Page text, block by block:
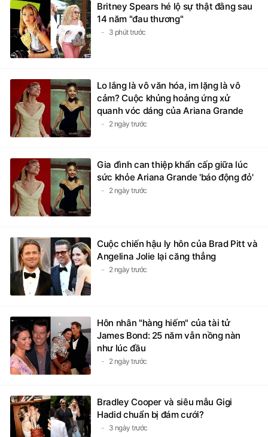
Britney Spears hé lộ sự thật đằng sau
14 năm "đau thương"
3 phút trước
Lo lắng là vô văn hóa, im lặng là vô
cảm? Cuộc khủng hoảng ứng xử
quanh vóc dáng của Ariana Grande
2 ngày trước
Gia đình can thiệp khẩn cấp giữa lúc
sức khỏe Ariana Grande 'báo động đỏ'
2 ngày trước
Cuộc chiến hậu ly hôn của Brad Pitt và
Angelina Jolie lại căng thẳng
2 ngày trước
Hôn nhân "hàng hiếm" của tài tử
James Bond: 25 năm vẫn nồng nàn
như lúc đầu
2 ngày trước
Bradley Cooper và siêu mẫu Gigi
Hadid chuẩn bị đám cưới?
3 ngày trước